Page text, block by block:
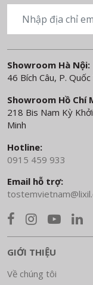
Showroom Hà Nội:
46 Bích Câu, P.
Showroom Hồ Chí
218 Bis Nam Kỳ
Minh
Hotline:
0915 459 933
Email hỗ trợ:
GIỚI THIỆU
Về chúng tôi